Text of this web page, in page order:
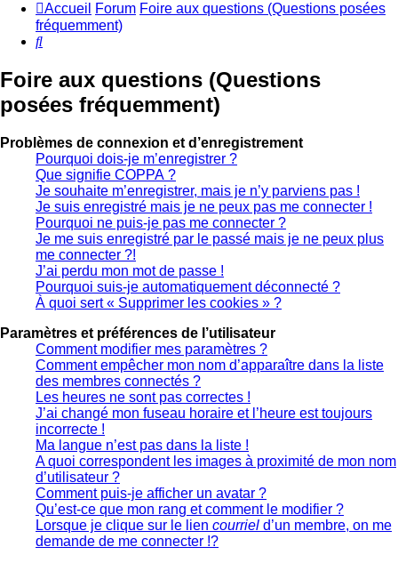
Accueil Forum Foire aux questions (Questions posées
fréquemment)
Rechercher
Foire aux questions (Questions
posées fréquemment)
Problèmes de connexion et d’enregistrement
Pourquoi dois-je m’enregistrer ?
Que signifie COPPA ?
Je souhaite m’enregistrer, mais je n’y parviens pas !
Je suis enregistré mais je ne peux pas me connecter !
Pourquoi ne puis-je pas me connecter ?
Je me suis enregistré par le passé mais je ne peux plus
me connecter ?!
J’ai perdu mon mot de passe !
Pourquoi suis-je automatiquement déconnecté ?
À quoi sert « Supprimer les cookies » ?
Paramètres et préférences de l’utilisateur
Comment modifier mes paramètres ?
Comment empêcher mon nom d’apparaître dans la liste
des membres connectés ?
Les heures ne sont pas correctes !
J’ai changé mon fuseau horaire et l’heure est toujours
incorrecte !
Ma langue n’est pas dans la liste !
A quoi correspondent les images à proximité de mon nom
d’utilisateur ?
Comment puis-je afficher un avatar ?
Qu’est-ce que mon rang et comment le modifier ?
Lorsque je clique sur le lien courriel d’un membre, on me
demande de me connecter !?